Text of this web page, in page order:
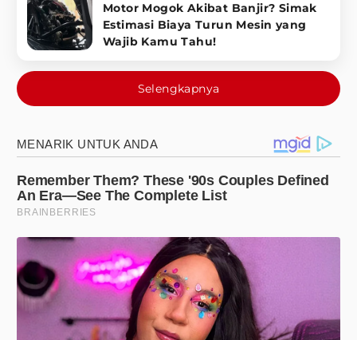
Motor Mogok Akibat Banjir? Simak
Estimasi Biaya Turun Mesin yang
Wajib Kamu Tahu!
Selengkapnya